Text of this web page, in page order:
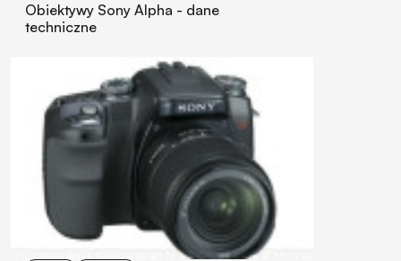
Obiektywy Sony Alpha - dane
techniczne